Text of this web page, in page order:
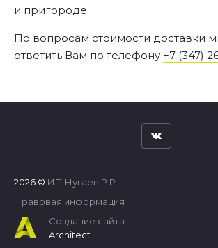
и пригороде.
По вопросам стоимости доставки
ответить Вам по телефону +7 (347)
2026 © ИП Нугаев Р.Р.
Правовая информация
Создание сайта
Architect